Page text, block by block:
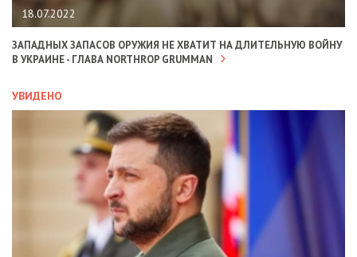
18.07.2022
ЗАПАДНЫХ ЗАПАСОВ ОРУЖИЯ НЕ ХВАТИТ НА ДЛИТЕЛЬНУЮ ВОЙНУ
В УКРАИНЕ - ГЛАВА NORTHROP GRUMMAN
УВИДЕНО